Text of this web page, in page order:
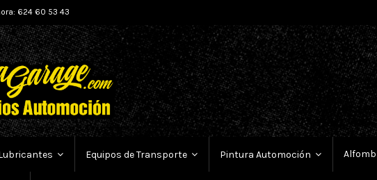
624 60 53 43
Equipos de Transporte Pintura Automoción